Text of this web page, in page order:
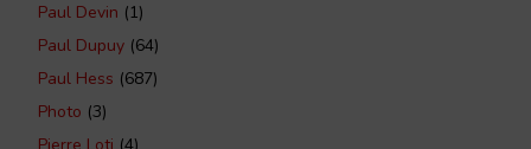
Paul Devin (1)
Paul Dupuy (64)
Paul Hess (687)
Photo (3)